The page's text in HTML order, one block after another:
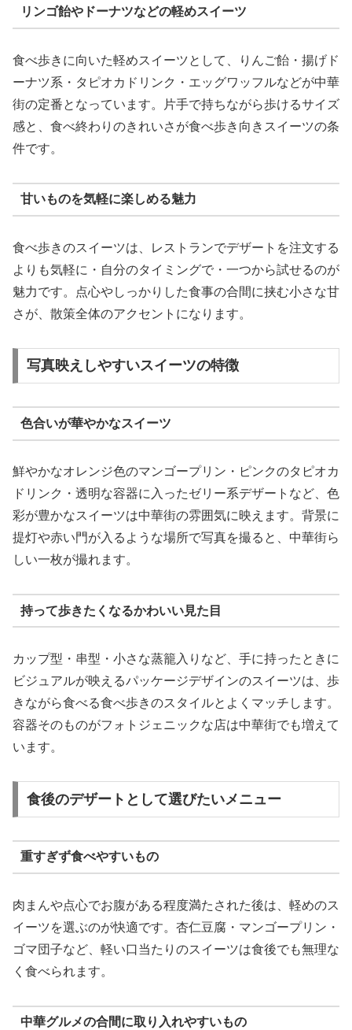
リンゴ飴やドーナツなどの軽めスイーツ
食べ歩きに向いた軽めスイーツとして、りんご飴・揚げド
ーナツ系・タピオカドリンク・エッグワッフルなどが中華
街の定番となっています。片手で持ちながら歩けるサイズ
感と、食べ終わりのきれいさが食べ歩き向きスイーツの条
件です。
甘いものを気軽に楽しめる魅力
食べ歩きのスイーツは、レストランでデザートを注文する
よりも気軽に・自分のタイミングで・一つから試せるのが
魅力です。点心やしっかりした食事の合間に挟む小さな甘
さが、散策全体のアクセントになります。
写真映えしやすいスイーツの特徴
色合いが華やかなスイーツ
鮮やかなオレンジ色のマンゴープリン・ピンクのタピオカ
ドリンク・透明な容器に入ったゼリー系デザートなど、色
彩が豊かなスイーツは中華街の雰囲気に映えます。背景に
提灯や赤い門が入るような場所で写真を撮ると、中華街ら
しい一枚が撮れます。
持って歩きたくなるかわいい見た目
カップ型・串型・小さな蒸籠入りなど、手に持ったときに
ビジュアルが映えるパッケージデザインのスイーツは、歩
きながら食べる食べ歩きのスタイルとよくマッチします。
容器そのものがフォトジェニックな店は中華街でも増えて
います。
食後のデザートとして選びたいメニュー
重すぎず食べやすいもの
肉まんや点心でお腹がある程度満たされた後は、軽めのス
イーツを選ぶのが快適です。杏仁豆腐・マンゴープリン・
ゴマ団子など、軽い口当たりのスイーツは食後でも無理な
く食べられます。
中華グルメの合間に取り入れやすいもの